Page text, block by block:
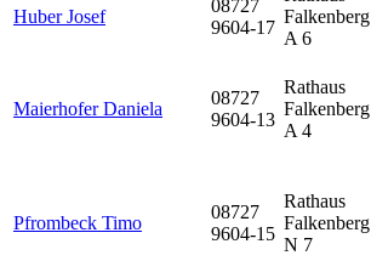
Huber Josef
08727
9604-17
Falkenberg
A 6
Maierhofer Daniela
08727
9604-13
Rathaus
Falkenberg
A 4
Pfrombeck Timo
08727
9604-15
Rathaus
Falkenberg
N 7